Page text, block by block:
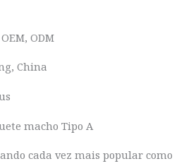
ODM
China
macho Tipo A
cada vez mais popular como